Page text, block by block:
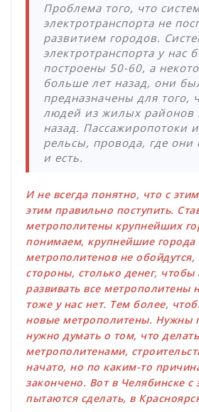
Проблема того, что
электротранспорта не
развитием городов.
электротранспорта у нас
построены 50-60, а
больше лет назад, они
предназначены для того,
людей из жилых районов
назад. Пассажиропотоки
рельсы, провода, где они
и есть.
И не всегда понятно, что с
этим правильно поступить.
метрополитены крупнейших
понимаем, крупнейшие города
метрополитенов не обойдутся,
стороны, столько денег, чтобы
развивать все метрополитены
тоже у нас нет. Тем более,
новые метрополитены. Нужны
нужно думать о том, что
метрополитенами,
начато, но по каким-то
закончено. Вот в Челябинске с
пытаются сделать, в